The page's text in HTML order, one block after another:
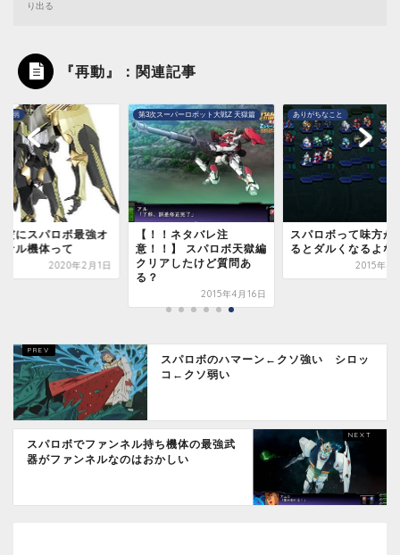
り出る
『再動』：関連記事
最弱
だにスパロボ最強オ
ナル機体って
2020年2月1日
第3次スーパーロボット大戦Z 天獄篇
【！！ネタバレ注
意！！】 スパロボ天獄編
クリアしたけど質問あ
る？
2015年4月16日
ありがちなこと
スパロボって味方が
るとダルくなるよな
2015年4
スパロボのハマーン←クソ強い シロッ
コ←クソ弱い
スパロボでファンネル持ち機体の最強武
器がファンネルなのはおかしい